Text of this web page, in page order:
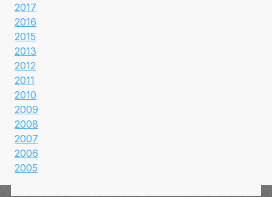
2017
2016
2015
2013
2012
2011
2010
2009
2008
2007
2006
2005